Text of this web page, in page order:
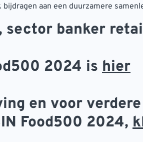
aan een duurzamere
sector banker
2024 is hier
en voor verdere
Food500 2024,